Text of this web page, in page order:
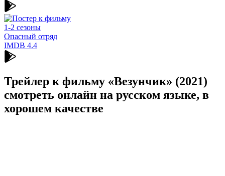
1-2 сезоны
Опасный отряд
IMDB 4.4
Трейлер к фильму «Везунчик» (2021)
cмотреть онлайн на русском языке, в
хорошем качестве